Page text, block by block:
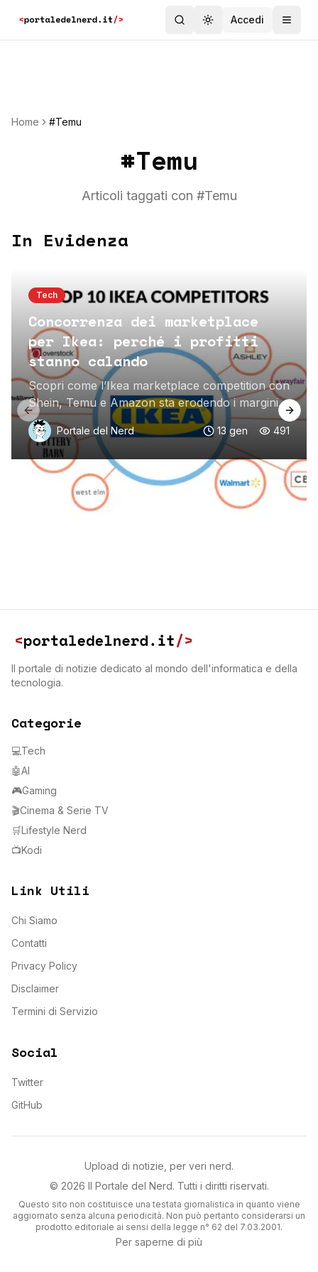
Toggle theme
Accedi
Home #Temu
#Temu
Articoli taggati con #Temu
In Evidenza
Tech
Concorrenza dei marketplace
per Ikea: perché i profitti
stanno calando
Scopri come l’Ikea marketplace competition con
Shein, Temu e Amazon sta erodendo i margini
di profitto e spinge il colosso verso nuovi format
urbani.Portale del Nerd 13 gen 491
Previous slide Next
Il portale di notizie dedicato al mondo dell'informatica e della
tecnologia.
Categorie
💻Tech
🤖AI
🎮Gaming
🎬Cinema & Serie TV
🛒Lifestyle Nerd
📺Kodi
Link Utili
Chi Siamo
Contatti
Privacy Policy
Disclaimer
Termini di Servizio
Social
Twitter
GitHub
Upload di notizie, per veri nerd.
© 2026 Il Portale del Nerd. Tutti i diritti riservati.
Questo sito non costituisce una testata giornalistica in quanto viene
aggiornato senza alcuna periodicità. Non può pertanto considerarsi un
prodotto editoriale ai sensi della legge n° 62 del 7.03.2001.
Per saperne di più